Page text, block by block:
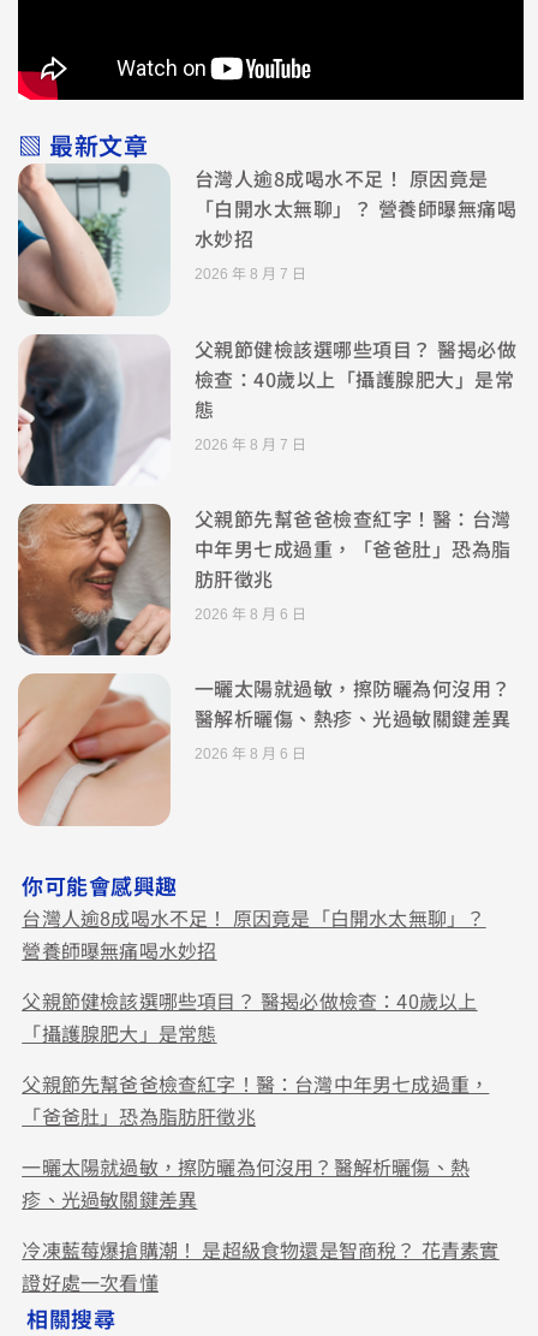
▧ 最新文章
台灣人逾8成喝水不足！ 原因竟是
「白開水太無聊」？ 營養師曝無痛喝
水妙招
2026 年 8 月 7 日
父親節健檢該選哪些項目？ 醫揭必做
檢查：40歲以上「攝護腺肥大」是常
態
2026 年 8 月 7 日
父親節先幫爸爸檢查紅字！醫：台灣
中年男七成過重，「爸爸肚」恐為脂
肪肝徵兆
2026 年 8 月 6 日
一曬太陽就過敏，擦防曬為何沒用？
醫解析曬傷、熱疹、光過敏關鍵差異
2026 年 8 月 6 日
你可能會感興趣
台灣人逾8成喝水不足！ 原因竟是「白開水太無聊」？
營養師曝無痛喝水妙招
父親節健檢該選哪些項目？ 醫揭必做檢查：40歲以上
「攝護腺肥大」是常態
父親節先幫爸爸檢查紅字！醫：台灣中年男七成過重，
「爸爸肚」恐為脂肪肝徵兆
一曬太陽就過敏，擦防曬為何沒用？醫解析曬傷、熱
疹、光過敏關鍵差異
冷凍藍莓爆搶購潮！ 是超級食物還是智商稅？ 花青素實
證好處一次看懂
相關搜尋